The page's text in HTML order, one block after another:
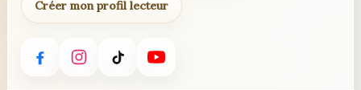
Créer mon profil lecteur